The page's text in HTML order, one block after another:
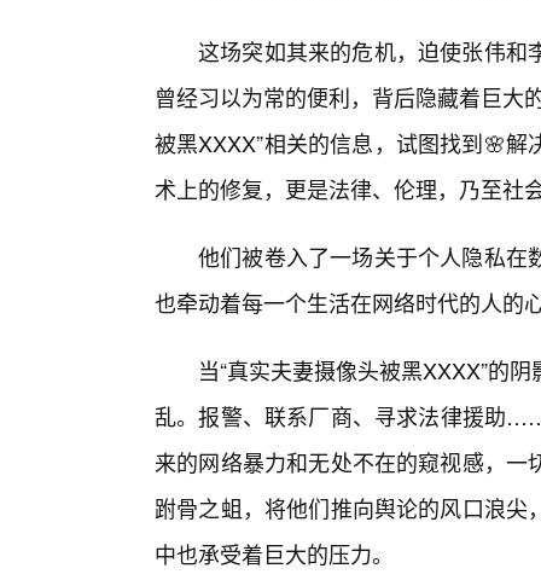
这场突如其来的危机，迫使张伟和
曾经习以为常的便利，背后隐藏着巨大
被黑XXXX”相关的信息，试图找到🌸
术上的修复，更是法律、伦理，乃至社
他们被卷入了一场关于个人隐私在
也牵动着每一个生活在网络时代的人的
当“真实夫妻摄像头被黑XXXX”的
乱。报警、联系厂商、寻求法律援助
来的网络暴力和无处不在的窥视感，
跗骨之蛆，将他们推向舆论的风口浪
中也承受着巨大的压力。